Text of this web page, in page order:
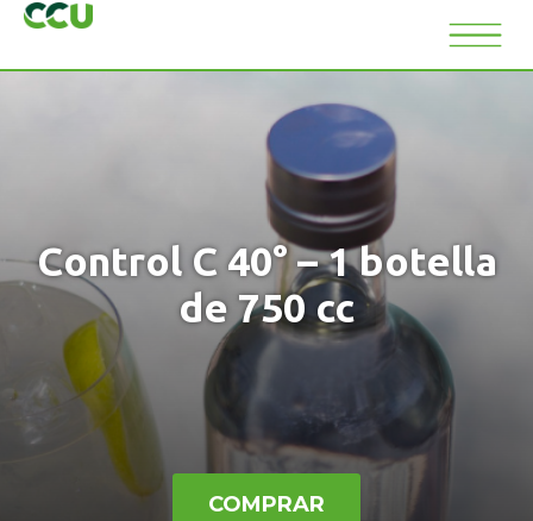
Control C 40° – 1 botella
de 750 cc
COMPRAR